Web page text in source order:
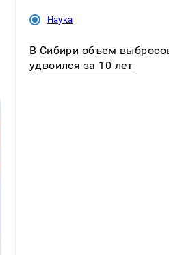
Наука
В Сибири объем
удвоился за 10 лет